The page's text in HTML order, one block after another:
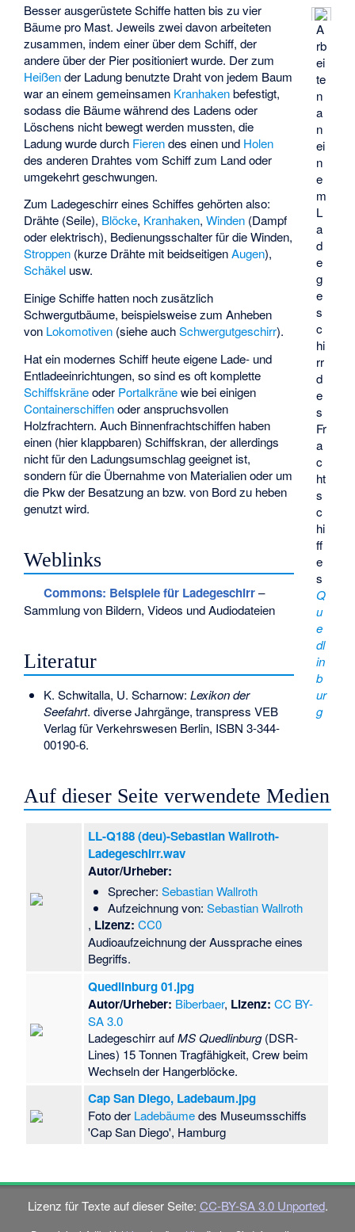
A
rb
ei
te
n
a
n
ei
n
e
m
L
a
d
e
g
e
s
c
hi
rr
d
e
s
Fr
a
c
ht
s
c
hi
ff
e
s
Q
u
e
dl
in
b
ur
g
Besser ausgerüstete Schiffe hatten bis zu vier
Bäume pro Mast. Jeweils zwei davon arbeiteten
zusammen, indem einer über dem Schiff, der
andere über der Pier positioniert wurde. Der zum
Heißender Ladung benutzte Draht von jedem Baum
war an einem gemeinsamen Kranhakenbefestigt,
sodass die Bäume während des Ladens oder
Löschens nicht bewegt werden mussten, die
Ladung wurde durch Fierendes einen und Holen
des anderen Drahtes vom Schiff zum Land oder
umgekehrt geschwungen.
Zum Ladegeschirr eines Schiffes gehörten also:
Drähte (Seile), Blöcke, Kranhaken,Winden (Dampf
oder elektrisch), Bedienungsschalter für die Winden,
Stroppen (kurze Drähte mit beidseitigenAugen),
Schäkel usw.
Einige Schiffe hatten noch zusätzlich
Schwergutbäume, beispielsweise zum Anheben
von Lokomotiven (siehe auchSchwergutgeschirr).
Hat ein modernes Schiff heute eigene Lade- und
Entladeeinrichtungen, so sind es oft komplette
Schiffskräneoder Portalkränewie bei einigen
Containerschiffenoder anspruchsvollen
Holzfrachtern. Auch Binnenfrachtschiffen haben
einen (hier klappbaren) Schiffskran, der allerdings
nicht für den Ladungsumschlag geeignet ist,
sondern für die Übernahme von Materialien oder um
die Pkw der Besatzung an bzw. von Bord zu heben
genutzt wird.
Weblinks
Commons: Beispiele für Ladegeschirr–
Sammlung von Bildern, Videos und Audiodateien
Literatur
K. Schwitalla, U. Scharnow: Lexikon der
Seefahrt. diverse Jahrgänge, transpress VEB
Verlag für Verkehrswesen Berlin, ISBN 3-344-
00190-6.
Auf dieser Seite verwendete Medien
LL-Q188 (deu)-Sebastian Wallroth-
Ladegeschirr.wav
Autor/Urheber:
Sprecher: Sebastian Wallroth
Aufzeichnung von: Sebastian Wallroth
, Lizenz: CC0
Audioaufzeichnung der Aussprache eines
Begriffs.
Quedlinburg 01.jpg
Autor/Urheber: Biberbaer, Lizenz: CC BY-
SA 3.0
Ladegeschirr aufMS Quedlinburg(DSR-
Lines) 15 Tonnen Tragfähigkeit, Crew beim
Wechseln der Hangerblöcke.
Cap San Diego, Ladebaum.jpg
Foto der Ladebäumedes Museumsschiffs
'Cap San Diego', Hamburg
Lizenz für Texte auf dieser Seite: CC-BY-SA 3.0 Unported.